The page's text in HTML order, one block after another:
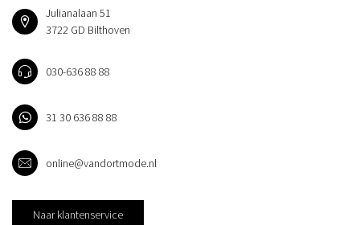
Julianalaan 51
3722 GD Bilthoven
030-636 88 88
31 30 636 88 88
online@vandortmode.nl
Naar klantenservice